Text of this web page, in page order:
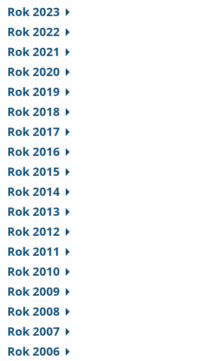
Rok 2023
Rok 2022
Rok 2021
Rok 2020
Rok 2019
Rok 2018
Rok 2017
Rok 2016
Rok 2015
Rok 2014
Rok 2013
Rok 2012
Rok 2011
Rok 2010
Rok 2009
Rok 2008
Rok 2007
Rok 2006